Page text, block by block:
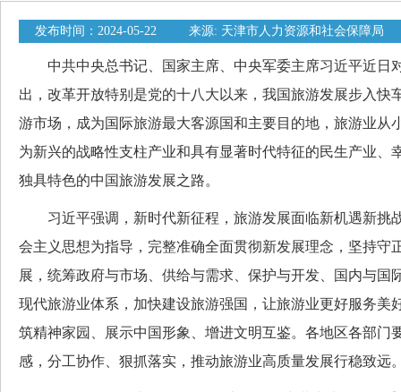
发布时间：2024-05-22 来源: 天津市人力资源和社会保障局
中共中央总书记、国家主席、中央军委主席习近平近日
出，改革开放特别是党的十八大以来，我国旅游发展步入快
游市场，成为国际旅游最大客源国和主要目的地，旅游业从
为新兴的战略性支柱产业和具有显著时代特征的民生产业、
独具特色的中国旅游发展之路。
习近平强调，新时代新征程，旅游发展面临新机遇新挑
会主义思想为指导，完整准确全面贯彻新发展理念，坚持守
展，统筹政府与市场、供给与需求、保护与开发、国内与国
现代旅游业体系，加快建设旅游强国，让旅游业更好服务美
筑精神家园、展示中国形象、增进文明互鉴。各地区各部门
感，分工协作、狠抓落实，推动旅游业高质量发展行稳致远